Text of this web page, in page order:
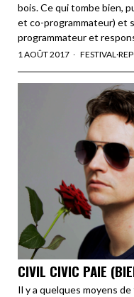
bois. Ce qui tombe bien,
et co-programmateur) et
programmateur et
1 AOÛT 2017 FESTIVAL·
CIVIL CIVIC PAIE
Il y a quelques moyens